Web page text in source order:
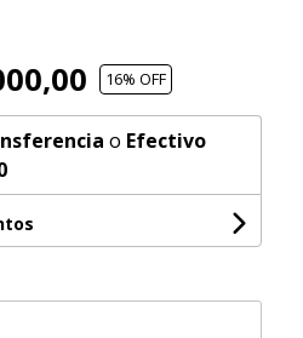
16% OFF
o Efectivo